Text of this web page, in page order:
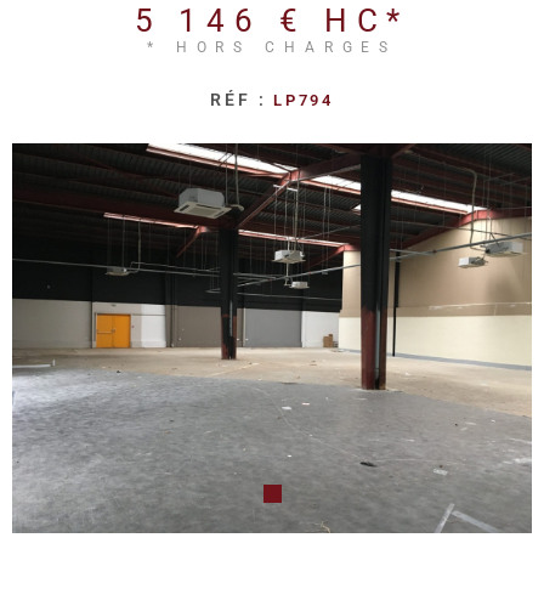
5 146 € HC*
* HORS CHARGES
RÉF :LP794